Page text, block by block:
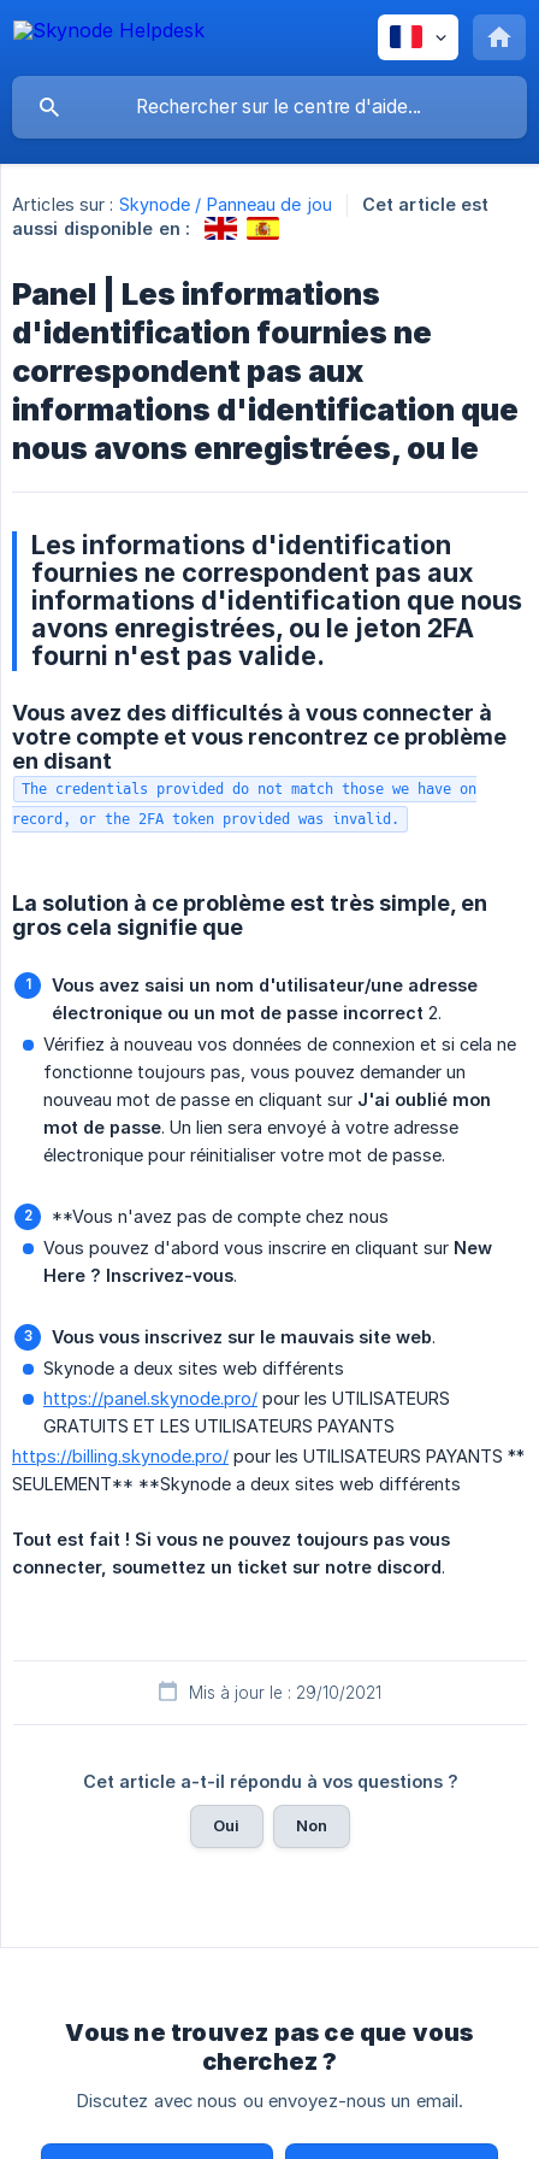
Articles sur : Skynode / Panneau de jou
Cet article est
aussi disponible en :
Panel | Les informations
d'identification fournies ne
correspondent pas aux
informations d'identification que
nous avons enregistrées, ou le
Les informations d'identification
fournies ne correspondent pas aux
informations d'identification que nous
avons enregistrées, ou le jeton 2FA
fourni n'est pas valide.
Vous avez des difficultés à vous connecter à
votre compte et vous rencontrez ce problème
en disant
The credentials provided do not match those we have on
record, or the 2FA token provided was invalid.
La solution à ce problème est très simple, en
gros cela signifie que
Vous avez saisi un nom d'utilisateur/une adresse
électronique ou un mot de passe incorrect 2.
Vérifiez à nouveau vos données de connexion et si cela ne
fonctionne toujours pas, vous pouvez demander un
nouveau mot de passe en cliquant sur J'ai oublié mon
mot de passe. Un lien sera envoyé à votre adresse
électronique pour réinitialiser votre mot de passe.
**Vous n'avez pas de compte chez nous
Vous pouvez d'abord vous inscrire en cliquant sur New
Here ? Inscrivez-vous.
Vous vous inscrivez sur le mauvais site web.
Skynode a deux sites web différents
https://panel.skynode.pro/ pour les UTILISATEURS
GRATUITS ET LES UTILISATEURS PAYANTS
https://billing.skynode.pro/ pour les UTILISATEURS PAYANTS **
SEULEMENT** **Skynode a deux sites web différents
Tout est fait ! Si vous ne pouvez toujours pas vous
connecter, soumettez un ticket sur notre discord.
Mis à jour le : 29/10/2021
Cet article a-t-il répondu à vos questions ?
Oui Non
Vous ne trouvez pas ce que vous
cherchez ?
Discutez avec nous ou envoyez-nous un email.